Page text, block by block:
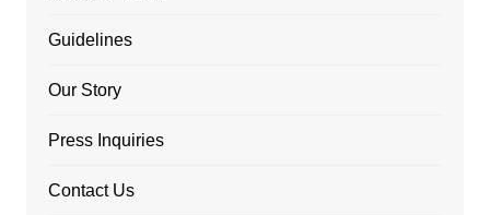
Guidelines
Our Story
Press Inquiries
Contact Us